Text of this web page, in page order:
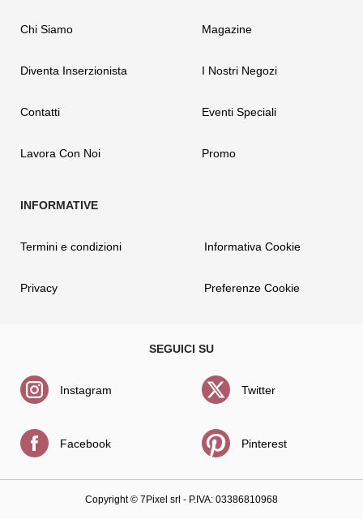
Chi Siamo
Diventa Inserzionista
Contatti
Lavora Con Noi
Magazine
I Nostri Negozi
Eventi Speciali
Promo
Termini e condizioni
Privacy
Informativa Cookie
Preferenze Cookie
Instagram
Facebook
Twitter
Pinterest
Copyright © 7Pixel srl - P.IVA: 03386810968